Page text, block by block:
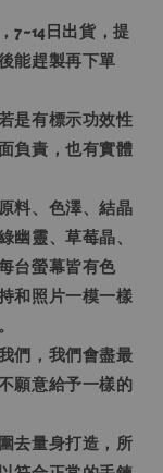
7~14日出貨，提
能趕製再下單
是有標示功效性
負責，也有實體
料、色澤、結晶
幽靈、草莓晶、
台螢幕皆有色
和照片一模一樣
們，我們會盡最
願意給予一樣的
去量身打造，所